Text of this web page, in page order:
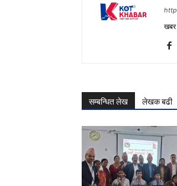
खबर
सम्बन्धित लेख लेखक बढी